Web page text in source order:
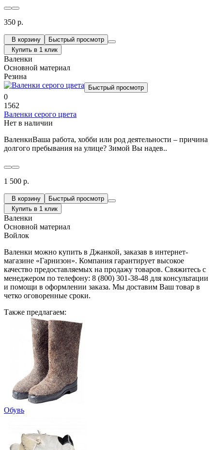
350 р.
В корзину
Быстрый просмотр
Купить в 1 клик
Валенки
Основной материал
Резина
Быстрый просмотр
0
1562
Валенки серого цвета
Нет в наличии
ВаленкиВаша работа, хобби или род деятельности – причина
долгого пребывания на улице? Зимой Вы надев..
1 500 р.
В корзину
Быстрый просмотр
Купить в 1 клик
Валенки
Основной материал
Войлок
Валенки можно купить в Джанкой, заказав в интернет-
магазине «Гарнизон». Компания гарантирует высокое
качество предоставляемых на продажу товаров. Свяжитесь с
менеджером по телефону: 8 (800) 301-38-48 для консультации
и помощи в оформлении заказа. Мы доставим Ваш товар в
четко оговоренные сроки.
Также предлагаем:
Обувь